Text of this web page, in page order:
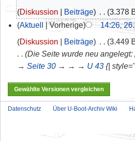
Diskussion
Beiträge 3.378
Aktuell
Vorherige 14:26,
Diskussion
Beiträge 3.449
Die Seite wurde neu angelegt:
→ Seite 30→ → → U 43{|
Datenschutz Über U-Boot-Archiv Wiki